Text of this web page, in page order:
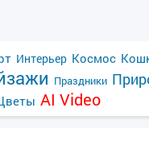
Интерьер Космос
Праздники
AI Video